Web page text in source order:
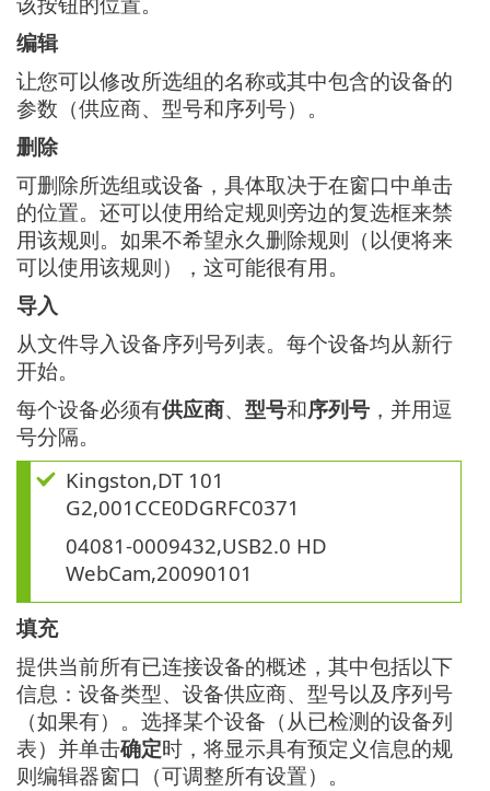
编辑
让您可以修改所选组的名称或其中包含的设备的
参数（供应商、型号和序列号）。
删除
可删除所选组或设备，具体取决于在窗口中单击
的位置。还可以使用给定规则旁边的复选框来禁
用该规则。如果不希望永久删除规则（以便将来
可以使用该规则），这可能很有用。
导入
从文件导入设备序列号列表。每个设备均从新行
开始。
每个设备必须有供应商、 型号和序列号 ，并用逗
号分隔。
Kingston,DT 101
G2,001CCE0DGRFC0371
04081-0009432,USB2.0 HD
WebCam,20090101
填充
提供当前所有已连接设备的概述，其中包括以下
信息：设备类型、设备供应商、型号以及序列号
（如果有）。选择某个设备（从已检测的设备列
表）并单击确定时，将显示具有预定义信息的规
则编辑器窗口（可调整所有设置）。